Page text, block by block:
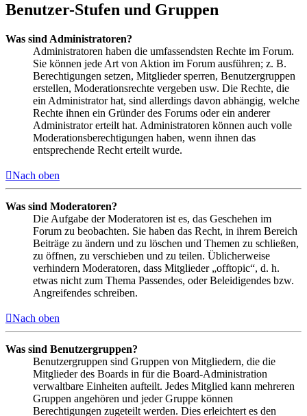
Benutzer-Stufen und Gruppen
Was sind Administratoren?
Administratoren haben die umfassendsten Rechte im Forum.
Sie können jede Art von Aktion im Forum ausführen; z. B.
Berechtigungen setzen, Mitglieder sperren, Benutzergruppen
erstellen, Moderationsrechte vergeben usw. Die Rechte, die
ein Administrator hat, sind allerdings davon abhängig, welche
Rechte ihnen ein Gründer des Forums oder ein anderer
Administrator erteilt hat. Administratoren können auch volle
Moderationsberechtigungen haben, wenn ihnen das
entsprechende Recht erteilt wurde.
Nach oben
Was sind Moderatoren?
Die Aufgabe der Moderatoren ist es, das Geschehen im
Forum zu beobachten. Sie haben das Recht, in ihrem Bereich
Beiträge zu ändern und zu löschen und Themen zu schließen,
zu öffnen, zu verschieben und zu teilen. Üblicherweise
verhindern Moderatoren, dass Mitglieder „offtopic“, d. h.
etwas nicht zum Thema Passendes, oder Beleidigendes bzw.
Angreifendes schreiben.
Nach oben
Was sind Benutzergruppen?
Benutzergruppen sind Gruppen von Mitgliedern, die die
Mitglieder des Boards in für die Board-Administration
verwaltbare Einheiten aufteilt. Jedes Mitglied kann mehreren
Gruppen angehören und jeder Gruppe können
Berechtigungen zugeteilt werden. Dies erleichtert es den